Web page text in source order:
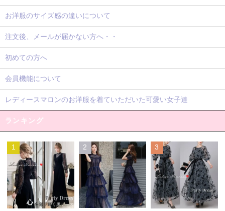
お洋服のサイズ感の違いについて
注文後、メールが届かない方へ・・
初めての方へ
会員機能について
レディースマロンのお洋服を着ていただいた可愛い女子達
ランキング
1 2 3